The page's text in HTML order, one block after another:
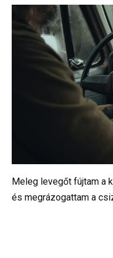
Meleg levegőt fújtam a
és megrázogattam a